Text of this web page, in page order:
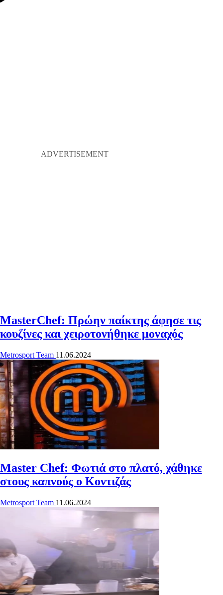
MasterChef: Πρώην παίκτης άφησε τις
κουζίνες και χειροτονήθηκε μοναχός
Metrosport Team 11.06.2024
Master Chef: Φωτιά στο πλατό, χάθηκε
στους καπνούς ο Κοντιζάς
Metrosport Team 11.06.2024